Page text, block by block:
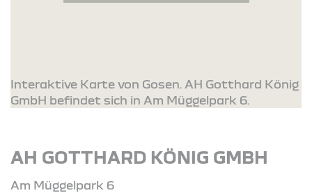
Interaktive Karte von Gosen. AH Gotthard König
GmbH befindet sich in Am Müggelpark 6.
AH GOTTHARD KÖNIG GMBH
Am Müggelpark 6